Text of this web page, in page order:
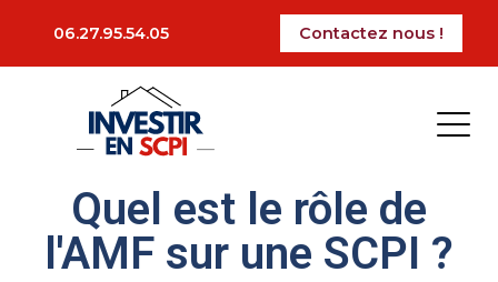
06.27.95.54.05 Contactez nous !
La période des impôts est arrivé, certains vont
fortune immobilière (IFI). Dans cet article, nous
vous présenterons les bases de l’IFI à connaitre
pour faire sa déclaration.
Ajoutez votre titre ici
Quel est le rôle de
l'AMF sur une SCPI ?